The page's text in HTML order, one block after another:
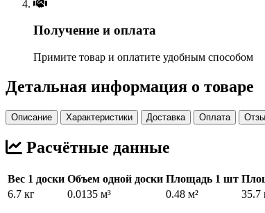
Получение и оплата
Примите товар и оплатите удобным способом
Детальная информация о товаре
Описание Характеристики Доставка Оплата
Расчётные данные
Вес 1 доски Объем одной доски Площадь 1 шт
6.7 кг
0.0135 м³ 0.48 м² 35.7